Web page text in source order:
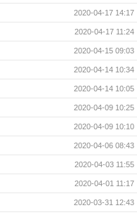
2020-04-17 14:17
2020-04-17 11:24
2020-04-15 09:03
2020-04-14 10:34
2020-04-14 10:05
2020-04-09 10:25
2020-04-09 10:10
2020-04-06 08:43
2020-04-03 11:55
2020-04-01 11:17
2020-03-31 12:43